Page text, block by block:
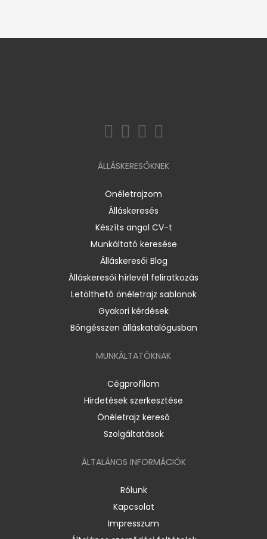
ÁLLÁSKERESŐKNEK
Önéletrajzom
Álláskeresés
Készíts angol CV-t
Munkáltató keresése
Álláskeresői Blog
Álláskeresői hírlevél feliratkozás
Letölthető önéletrajz sablonok
Gyakori kérdések
Böngésszen álláskatalógusban
MUNKÁLTATÓKNAK
Cégprofilom
Hirdetések szerkesztése
Önéletrajz kereső
Szolgáltatások
ÁLTALÁNOS INFORMÁCIÓK
Rólunk
Kapcsolat
Impresszum